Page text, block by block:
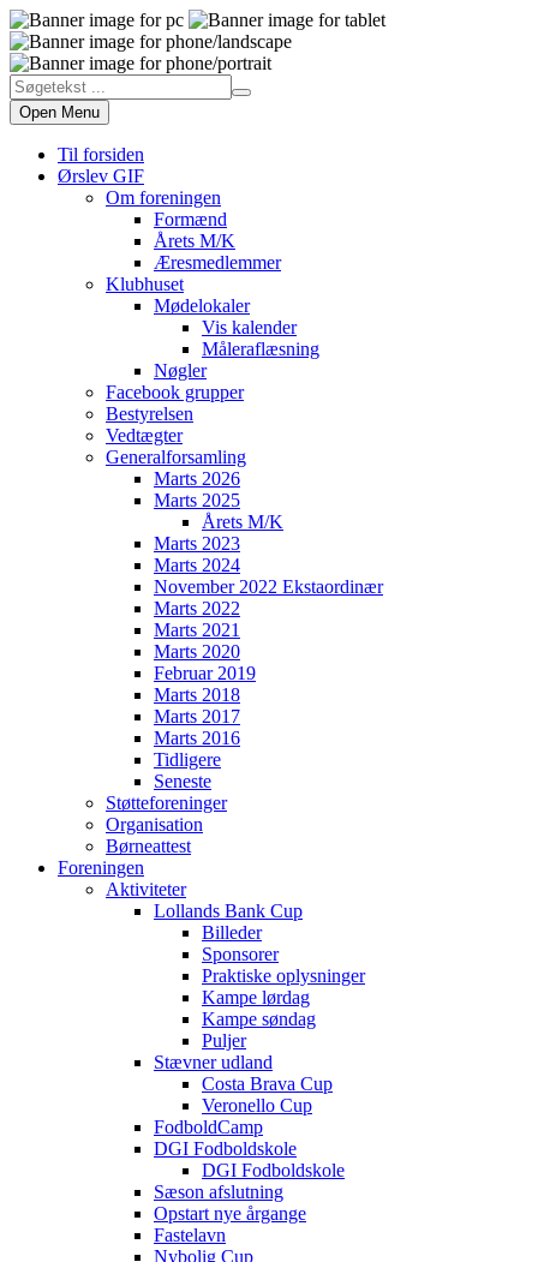
Open Menu
Til forsiden
Ørslev GIF
Om foreningen
Formænd
Årets M/K
Æresmedlemmer
Klubhuset
Mødelokaler
Vis kalender
Måleraflæsning
Nøgler
Facebook grupper
Bestyrelsen
Vedtægter
Generalforsamling
Marts 2026
Marts 2025
Årets M/K
Marts 2023
Marts 2024
November 2022 Ekstaordinær
Marts 2022
Marts 2021
Marts 2020
Februar 2019
Marts 2018
Marts 2017
Marts 2016
Tidligere
Seneste
Støtteforeninger
Organisation
Børneattest
Foreningen
Aktiviteter
Lollands Bank Cup
Billeder
Sponsorer
Praktiske oplysninger
Kampe lørdag
Kampe søndag
Puljer
Stævner udland
Costa Brava Cup
Veronello Cup
FodboldCamp
DGI Fodboldskole
DGI Fodboldskole
Sæson afslutning
Opstart nye årgange
Fastelavn
Nybolig Cup